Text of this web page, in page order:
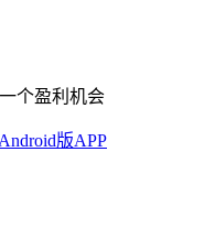
个盈利机会
版APP